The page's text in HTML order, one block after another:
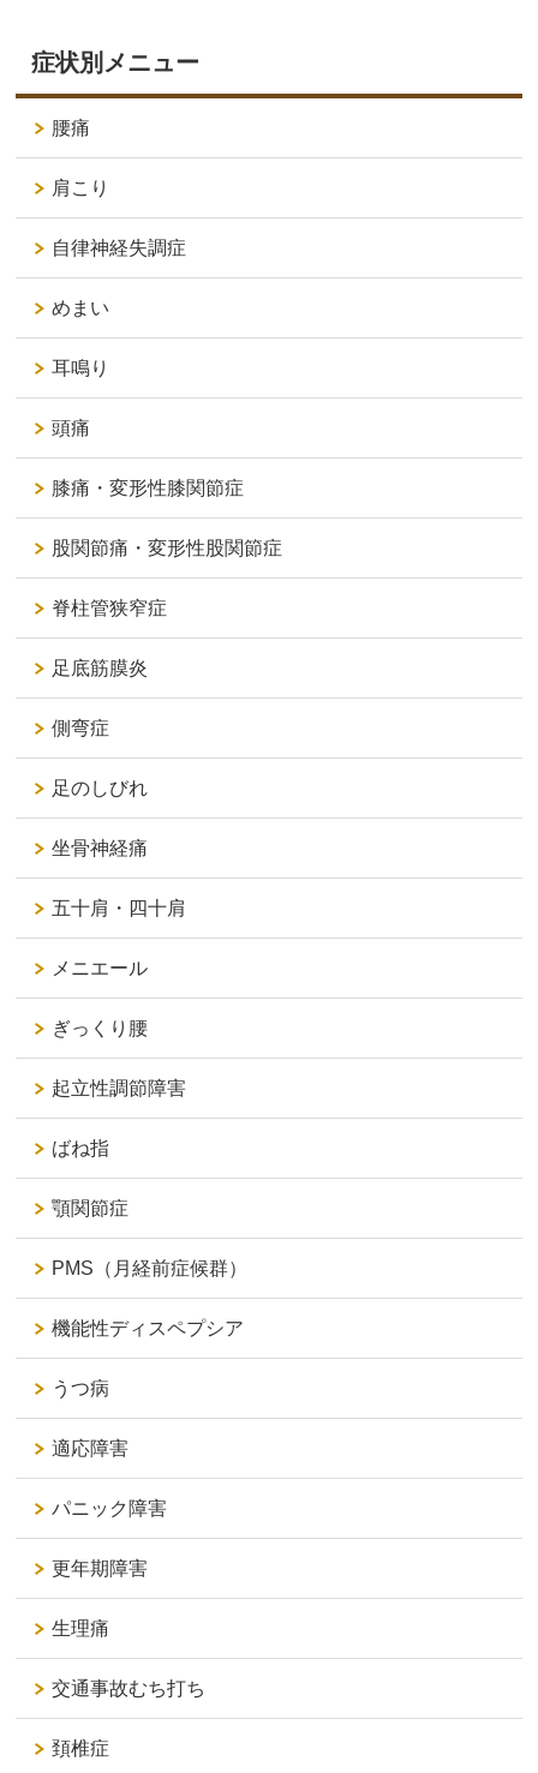
症状別メニュー
腰痛
肩こり
自律神経失調症
めまい
耳鳴り
頭痛
膝痛・変形性膝関節症
股関節痛・変形性股関節症
脊柱管狭窄症
足底筋膜炎
側弯症
足のしびれ
坐骨神経痛
五十肩・四十肩
メニエール
ぎっくり腰
起立性調節障害
ばね指
顎関節症
PMS（月経前症候群）
機能性ディスペプシア
うつ病
適応障害
パニック障害
更年期障害
生理痛
交通事故むち打ち
頚椎症